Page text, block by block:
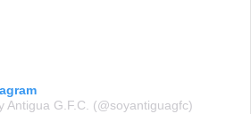
Antigua G.F.C. (@soyantiguagfc)